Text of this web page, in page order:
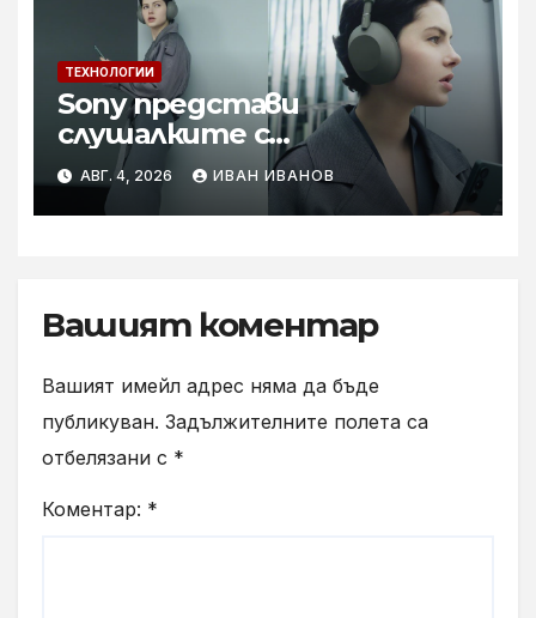
ТЕХНОЛОГИИ
Sony представи
слушалките с
шумопотискане WH-
1000XM6 в нов цвят „Olive
Gray“
АВГ. 4, 2026 ИВАН ИВАНОВ
Вашият коментар
Вашият имейл адрес няма да бъде
публикуван. Задължителните полета са
отбелязани с *
Коментар: *